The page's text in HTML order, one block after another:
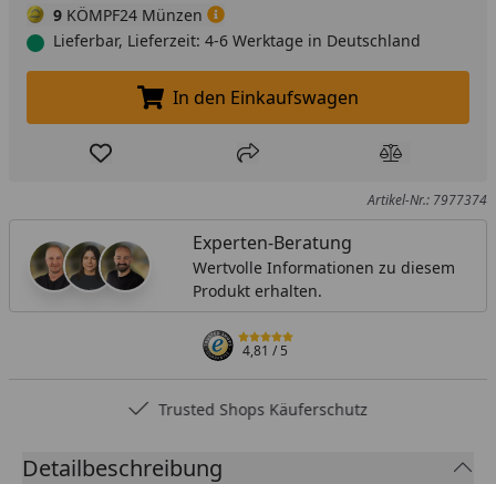
9 KÖMPF24 Münzen
Lieferbar, Lieferzeit: 4-6 Werktage in Deutschland
In den Einkaufswagen legen
In den Einkaufswagen
Produkt zur Wunschliste hinzufügen
Teilen Produkt
Artikel-Nr.: 7977374
Experten-Beratung
Wertvolle Informationen zu diesem
Produkt erhalten.
4,81/ 5
Trusted Shops Käuferschutz
Detailbeschreibung